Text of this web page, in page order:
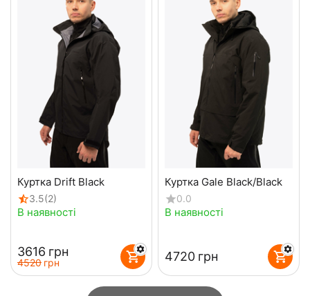
Куртка Drift Black
3.5(2)
В наявності
‍3616‍ грн
‍4520‍ грн
Куртка Gale Black/Black
0.0
В наявності
‍4720‍ грн